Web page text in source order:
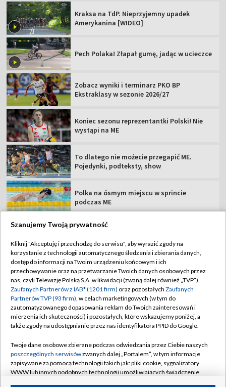
Kraksa na TdP. Nieprzyjemny upadek
Amerykanina [WIDEO]
Pech Polaka! Złapał gumę, jadąc w ucieczce
Zobacz wyniki i terminarz PKO BP
Ekstraklasy w sezonie 2026/27
Koniec sezonu reprezentantki Polski! Nie
wystąpi na ME
To dlatego nie możecie przegapić ME.
Pojedynki, podteksty, show
Polka na ósmym miejscu w sprincie
podczas ME
TVP
Abonament TVP
Sklep TVP
Biuro Reklamy
Oferta Handlowa
Emisja w TVP
Rada Programowa
Regulamin TVP
Polityka prywatności
Moje zgody
Biuro reklamy
Kanały
Szanujemy Twoją prywatność
Kliknij "Akceptuję i przechodzę do serwisu", aby wyrazić zgody na
korzystanie z technologii automatycznego śledzenia i zbierania danych,
dostęp do informacji na Twoim urządzeniu końcowym i ich
przechowywanie oraz na przetwarzanie Twoich danych osobowych przez
nas, czyli Telewizję Polską S.A. w likwidacji (zwaną dalej również „TVP”),
Zaufanych Partnerów z IAB* (1201 firm) oraz pozostałych Zaufanych
Partnerów TVP (93 firm), w celach marketingowych (w tym do
zautomatyzowanego dopasowania reklam do Twoich zainteresowań i
mierzenia ich skuteczności) i pozostałych, które wskazujemy poniżej, a
także zgody na udostępnianie przez nas identyfikatora PPID do Google.
Twoje dane osobowe zbierane podczas odwiedzania przez Ciebie naszych
poszczególnych serwisówzwanych dalej „Portalem”, w tym informacje
zapisywane za pomocą technologii takich jak: pliki cookie, sygnalizatory
WWW lub innych podobnych technologii umożliwiających świadczenie